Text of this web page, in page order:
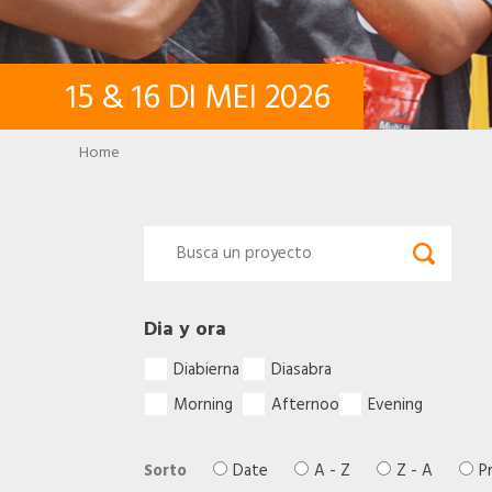
15 &16 DI MEI 2026
Breadcrumb
Home
Dia y ora
Diabierna
Diasabra
Morning
Afternoon Evening
Sorto Date A - Z Z - A